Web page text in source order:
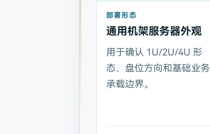
部署形态
通用机架服务器外观
用于确认 1U/2U/4U 形
态、盘位方向和基础业务
承载边界。